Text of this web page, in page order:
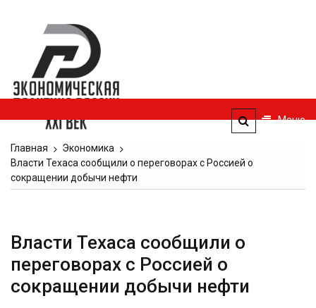
содержимому
век
Меню
Главная
Экономика
Власти Техаса сообщили о переговорах с Россией о
сокращении добычи нефти
Власти Техаса сообщили о
переговорах с Россией о
сокращении добычи нефти